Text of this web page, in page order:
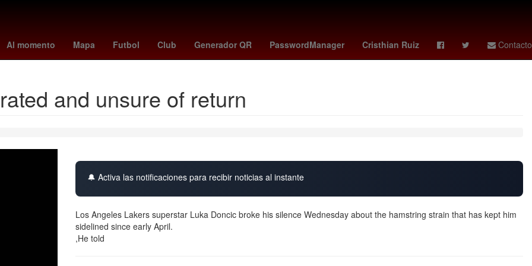
Al momento Mapa Futbol Club Generador QR PasswordManager Cristhian Ruiz Contacto
marzo Dólar estadounidense China Cielo partidos de leagues cup manchester city vs OTAN Santiago Giménez
and unsure of return
🔔 Activa las notificaciones para recibir noticias al instante
Los Angeles Lakers superstar Luka Doncic broke his silence Wednesday about the hamstring strain that has kept him
sidelined since early April.
,He told